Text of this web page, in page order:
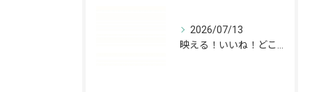
2026/07/13
映える！いいね！どこでも高槻✨